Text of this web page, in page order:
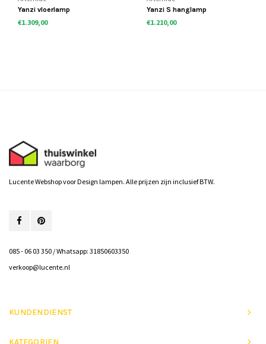
Yanzi vloerlamp
€1.309,00
Yanzi S hanglamp
€1.210,00
Lucente Webshop voor Design lampen. Alle prijzen zijn inclusief BTW.
085 - 06 03 350 / Whatsapp: 31850603350
verkoop@lucente.nl
KUNDENDIENST